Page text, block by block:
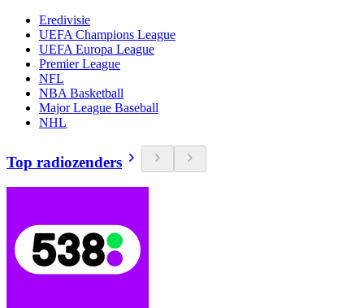
Eredivisie
UEFA Champions League
UEFA Europa League
Premier League
NFL
NBA Basketball
Major League Baseball
NHL
Top radiozenders